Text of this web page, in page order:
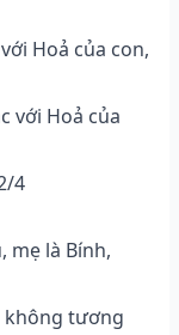
Hoả của con,
với Hoả của
4
mẹ là Bính,
không tương